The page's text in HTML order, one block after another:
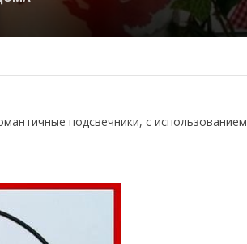
подсвечники, с использованием